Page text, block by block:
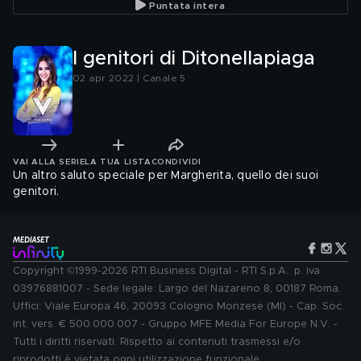
Puntata intera
I genitori di Ditonellapiaga
02 apr 2022 | Canale 5
VAI ALLA SERIE LA TUA LISTA CONDIVIDI
Un altro saluto speciale per Margherita, quello dei suoi
genitori.
Copyright ©1999-2026 RTI Business Digital - RTI S.p.A.: p. iva
03976881007 - Sede legale: Largo del Nazareno 8, 00187 Roma.
Uffici: Viale Europa 46, 20093 Cologno Monzese (MI) - Cap. Soc.
int. vers. € 500.000.007 - Gruppo MFE Media For Europe N.V. -
Tutti i diritti riservati. Rispetto ai contenuti trasmessi e/o